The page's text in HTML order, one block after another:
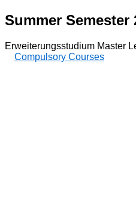
Summer Semester
Erweiterungsstudium Master
Compulsory Courses